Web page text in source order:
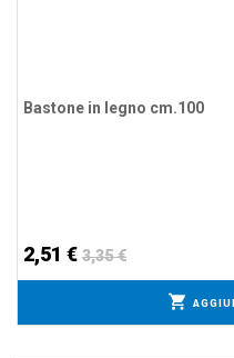
Bastone in legno cm.100
2,51 € 3,35 €